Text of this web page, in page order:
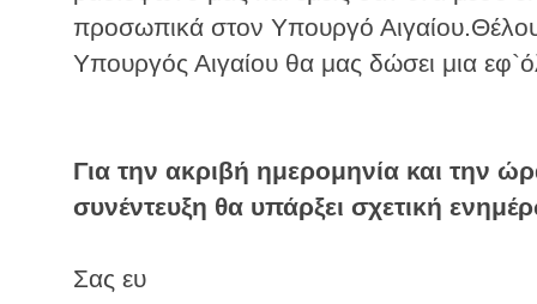
προσωπικά στον Υπουργό
Υπουργός Αιγαίου θα μας δώσει μια
Για την ακριβή ημερομηνία και την
συνέντευξη θα υπάρξει σχετική
Σας ευ